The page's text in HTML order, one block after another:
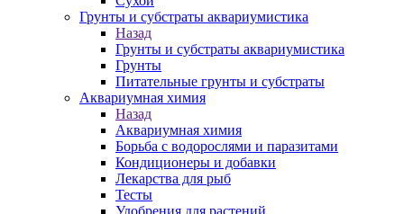
Грунты и субстраты аквариумистика
Назад
Грунты и субстраты аквариумистика
Грунты
Питательные грунты и субстраты
Аквариумная химия
Назад
Аквариумная химия
Борьба с водорослями и паразитами
Кондиционеры и добавки
Лекарства для рыб
Тесты
Удобрения для растений